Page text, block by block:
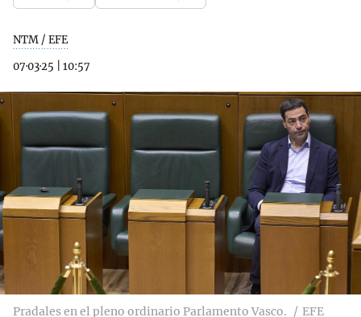
NTM / EFE
07·03·25
10:57
Pradales en el pleno ordinario Parlamento Vasco. EFE